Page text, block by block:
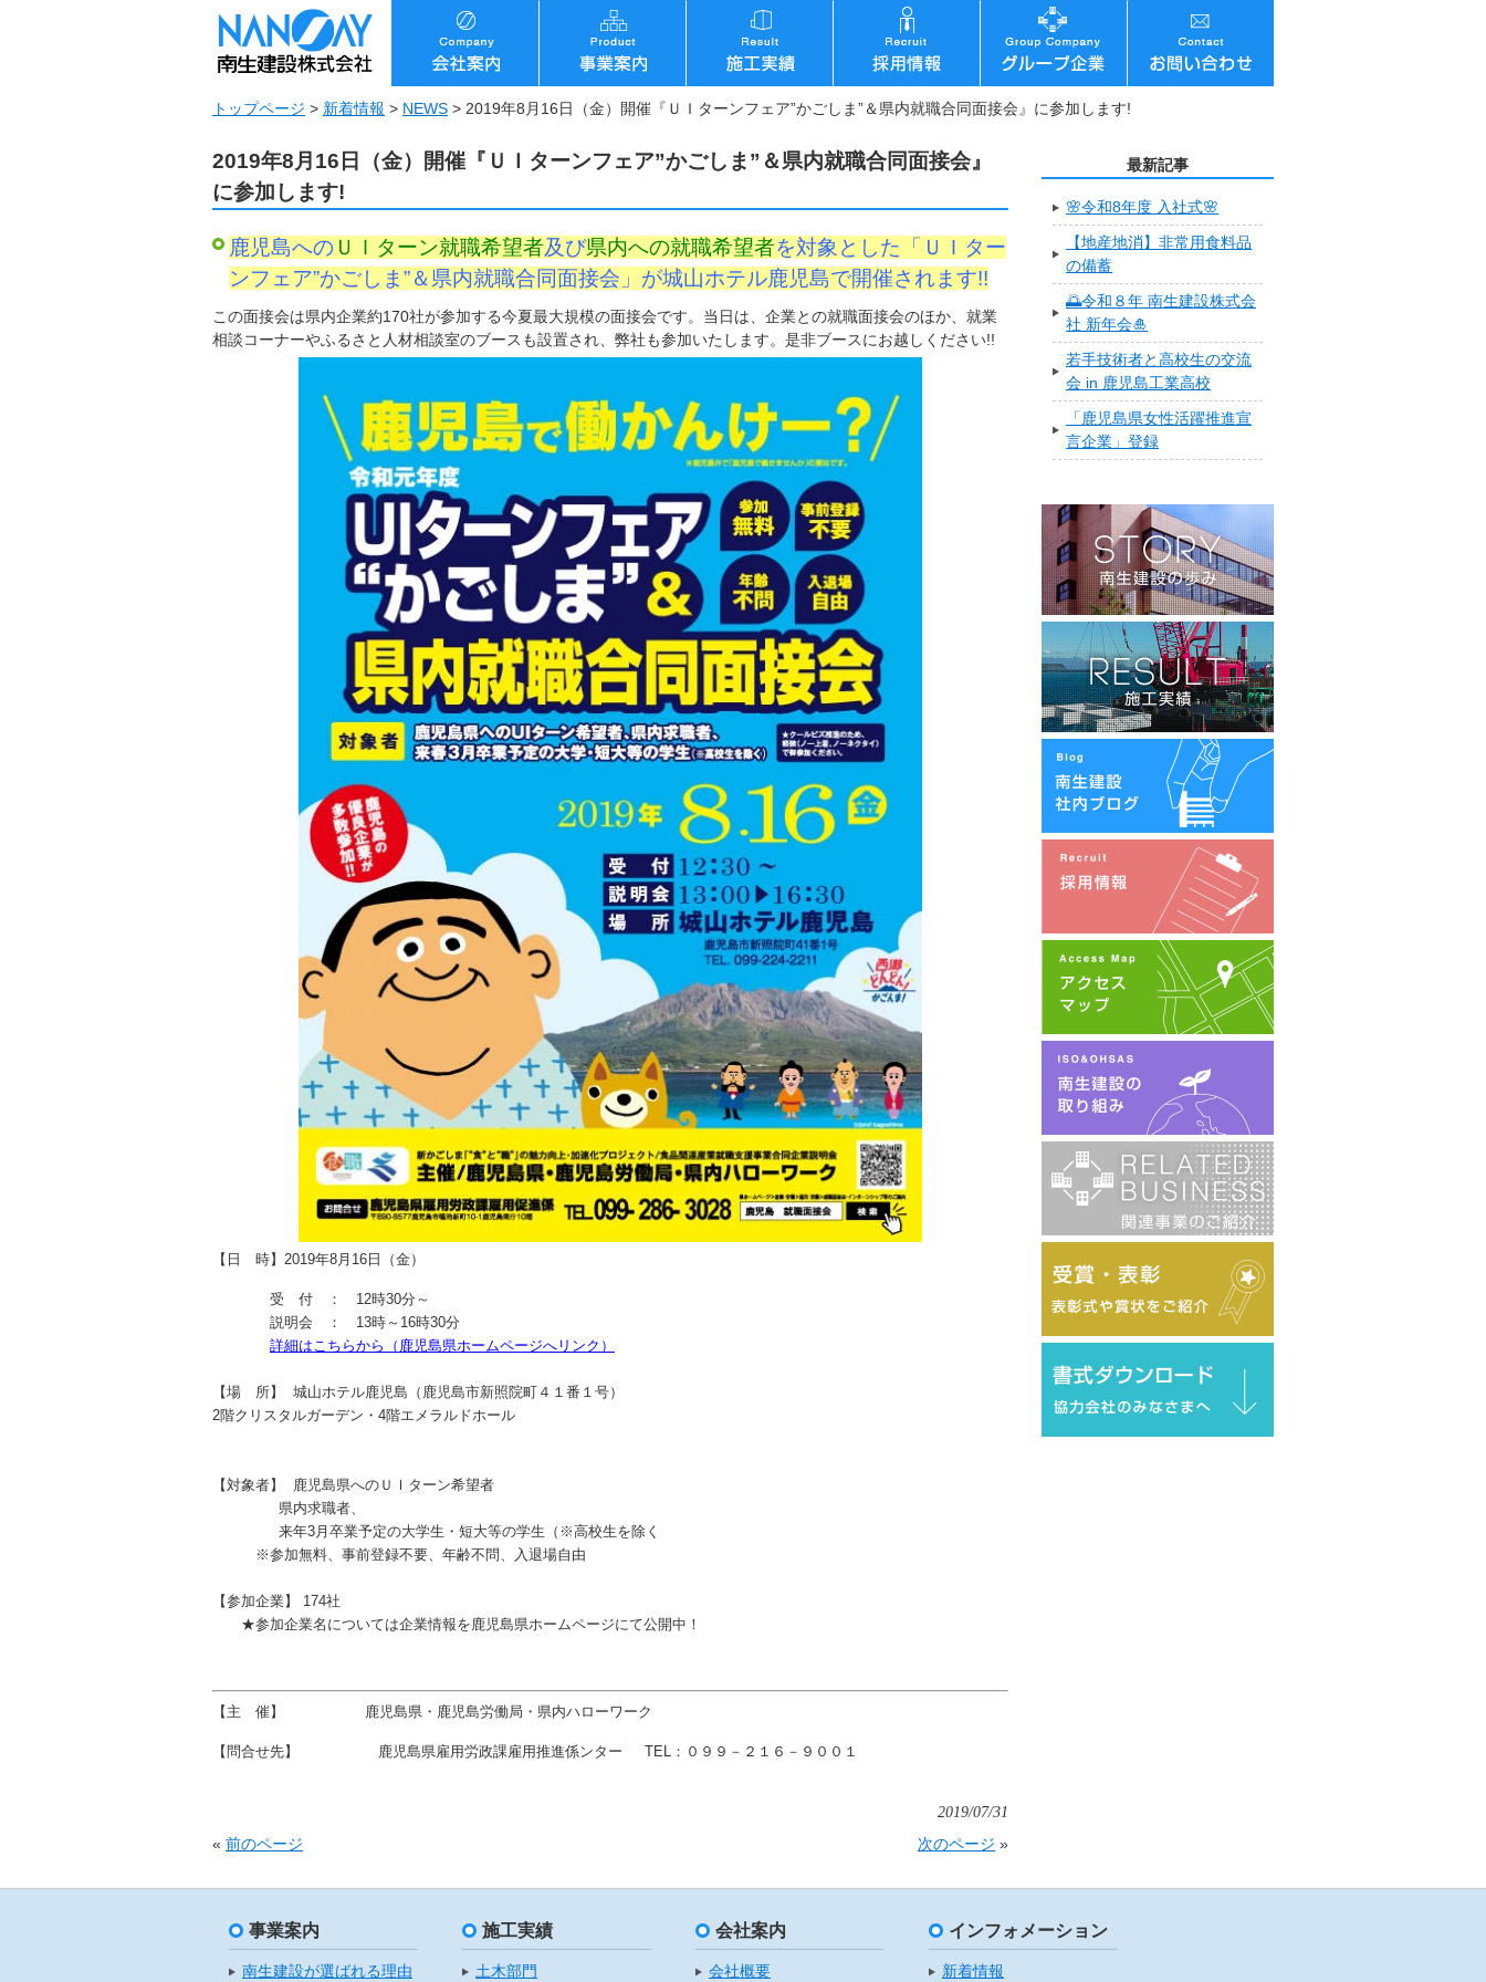
トップページ > 新着情報 > NEWS > 2019年8月16日（金）開催『ＵＩターンフェア”かごしま”＆県内就職合同面接会』に参加します!
2019年8月16日（金）開催『ＵＩターンフェア”かごしま”＆県内就職合同面接会』
に参加します!
鹿児島への ＵＩターン就職希望者及び県内への就職希望者を対象とした「ＵＩター
ンフェア”かごしま”＆県内就職合同面接会」が城山ホテル鹿児島で開催されます!!
この面接会は県内企業約170社が参加する今夏最大規模の面接会です。当日は、企業との就職面接会のほか、就業
相談コーナーやふるさと人材相談室のブースも設置され、弊社も参加いたします。是非ブースにお越しください!!
【日 時】 2019年8月16日（金）
受 付 ： 12時30分～
説明会 ： 13時～16時30分
詳細はこちらから（鹿児島県ホームページへリンク）
【場 所】
城山ホテル鹿児島（鹿児島市新照院町４１番１号）
2階クリスタルガーデン・4階エメラルドホール
【対象者】
鹿児島県へのＵＩターン希望者
県内求職者、
来年3月卒業予定の大学生・短大等の学生（※高校生を除く
※参加無料、事前登録不要、年齢不問、入退場自由
【参加企業】
174社
★参加企業名については企業情報を鹿児島県ホームページにて公開中！
【主 催】 鹿児島県・鹿児島労働局・県内ハローワーク
【問合せ先】 鹿児島県雇用労政課雇用推進係ンター TEL：０９９－２１６－９００１
2019/07/31
« 前のページ 次のページ »
最新記事
🌸令和8年度 入社式🌸
【地産地消】非常用食料品
の備蓄
🌅令和８年 南生建設株式会
社 新年会🎍
若手技術者と高校生の交流
会 in 鹿児島工業高校
「鹿児島県女性活躍推進宣
言企業」登録
事業案内
南生建設が選ばれる理由
施工実績
土木部門
会社案内
会社概要
インフォメーション
新着情報